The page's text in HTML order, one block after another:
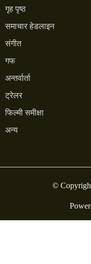
गृह पृष्ठ
समाचार हेडलाइन
संगीत
गफ
अन्तर्वार्ता
ट्रेलर
फिल्मी समीक्षा
अन्य
©